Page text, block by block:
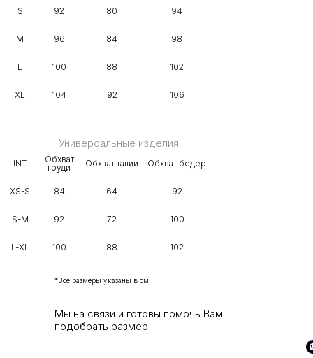
*Все размеры указаны в см
Мы на связи и готовы помочь Вам
подобрать размер
106
92
104
XL
102
88
100
L
98
84
96
M
94
80
92
S
100
72
92
S-M
102
88
100
L-XL
92
64
84
XS-S
Обхват бедер
Обхват талии
Обхват
груди
INT
Универсальные изделия